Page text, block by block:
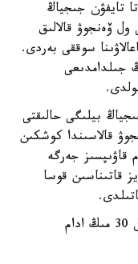
ءبىر ساعاتتان كەيىن، 18:40-تا تايفۋن جىجياڭ
ۆەنجوۋ قالالىق
سوققى بەردى.
جىلدامدىعى
بيلىگى حالىقتى
قالاسىندا كوشكىن
شامامەن 390 مىڭ ادام قاۋىپسىز جەرگە
قاتىناسىن قوسا
شاڭحايدا دا قاۋىپتى ايماقتاردان شامامەن 30 مىڭ ادام